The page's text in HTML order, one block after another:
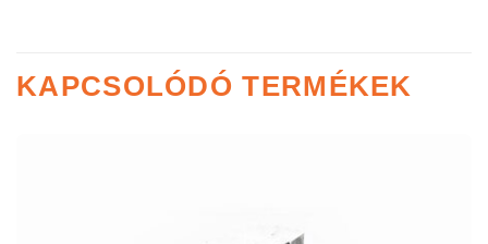
KAPCSOLÓDÓ TERMÉKEK